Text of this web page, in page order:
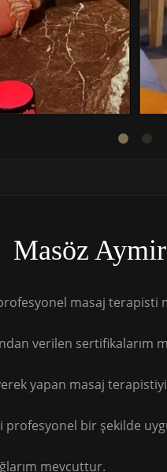
Masöz
masaj terapisti
verilen sertifikalarım
yapan masaj
profesyonel bir şekilde
mevcuttur.